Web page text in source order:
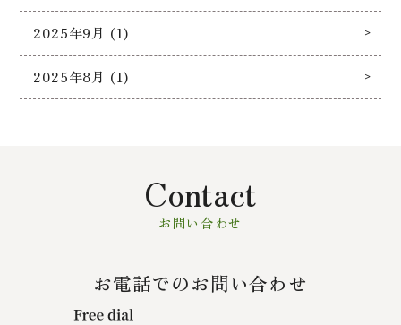
2025年9月 (1)
2025年8月 (1)
Contact
お問い合わせ
お電話でのお問い合わせ